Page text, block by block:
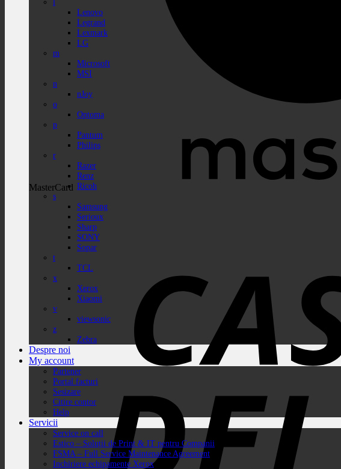
MasterCard
Lenovo
Legrand
Lexmark
LG
m
Microsoft
MSI
n
nJoy
o
Optoma
p
Pantum
Philips
r
Razer
Renz
Ricoh
s
Samsung
Serioux
Sharp
SONY
Sopar
t
TCL
x
Xerox
Xiaomi
v
viewsonic
z
Zebra
Despre noi
My account
Partener
Portal facturi
Sesizare
Citire contor
Help
Servicii
Service on call
Estico – Soluții de Print & IT pentru Companii
FSMA – Full Service Maintenance Agreement
Inchiriere echipamente Xerox